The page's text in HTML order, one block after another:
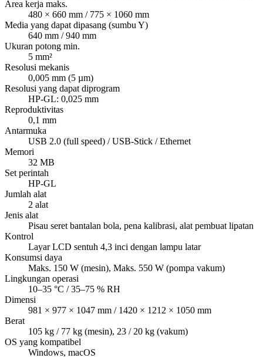
Area kerja maks.
480 × 660 mm / 775 × 1060 mm
Media yang dapat dipasang (sumbu Y)
640 mm / 940 mm
Ukuran potong min.
5 mm²
Resolusi mekanis
0,005 mm (5 µm)
Resolusi yang dapat diprogram
HP-GL: 0,025 mm
Reproduktivitas
0,1 mm
Antarmuka
USB 2.0 (full speed) / USB-Stick / Ethernet
Memori
32 MB
Set perintah
HP-GL
Jumlah alat
2 alat
Jenis alat
Pisau seret bantalan bola, pena kalibrasi, alat pembuat lipatan
Kontrol
Layar LCD sentuh 4,3 inci dengan lampu latar
Konsumsi daya
Maks. 150 W (mesin), Maks. 550 W (pompa vakum)
Lingkungan operasi
10–35 °C / 35–75 % RH
Dimensi
981 × 977 × 1047 mm / 1420 × 1212 × 1050 mm
Berat
105 kg / 77 kg (mesin), 23 / 20 kg (vakum)
OS yang kompatibel
Windows, macOS